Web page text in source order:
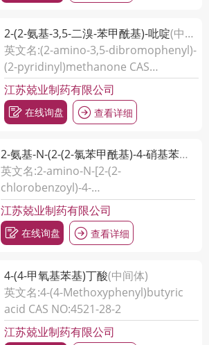
2-(2-氨基-3,5-二溴-苯甲酰基)-吡啶(中间体)
英文名:(2-amino-3,5-dibromophenyl)-
(2-pyridinyl)methanone CAS
NO:3358-24-5
江苏兢业制药有限公司
在线询盘 查看详细
2-氨基-N-(2-(2-氯苯甲酰基)-4-硝基苯基)乙酰胺盐酸盐
英文名:2-amino-N-[2-(2-
chlorobenzoyl)-4-
nitrophenyl]acetamide
monohydrochloride CAS NO:94006-
04-9
江苏兢业制药有限公司
在线询盘 查看详细
4-(4-甲氧基苯基)丁酸(中间体)
英文名:4-(4-Methoxyphenyl)butyric
acid CAS NO:4521-28-2
江苏兢业制药有限公司